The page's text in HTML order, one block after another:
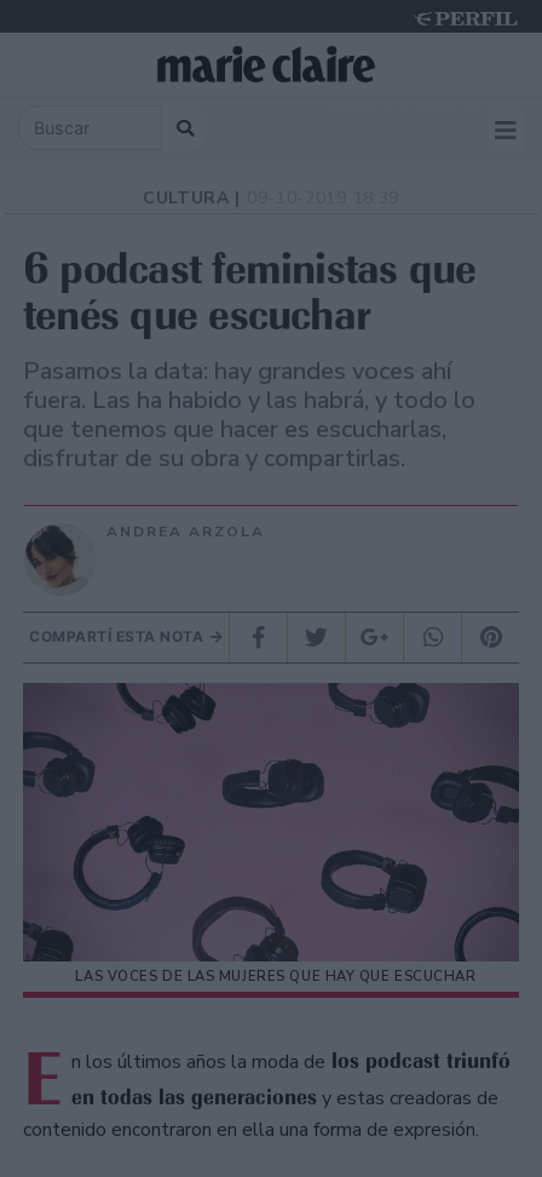
CULTURA |
6 podcast feministas que
tenés que escuchar
Pasamos la data: hay grandes voces ahí
fuera. Las ha habido y las habrá, y todo lo
que tenemos que hacer es escucharlas,
disfrutar de su obra y compartirlas.
ANDREA ARZOLA
COMPARTÍ ESTA NOTA
LAS VOCES DE LAS MUJERES QUE HAY QUE ESCUCHAR
E n los últimos años la moda de los podcast triunfó
en todas las generaciones y estas creadoras de
contenido encontraron en ella una forma de expresión.